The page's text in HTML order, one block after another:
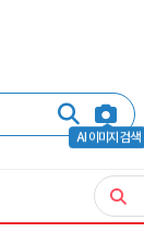
AI 이미지 검색